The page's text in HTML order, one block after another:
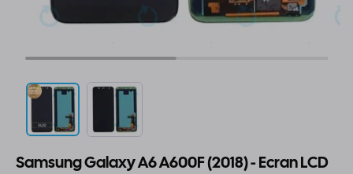
Samsung Galaxy A6 A600F (2018) - Ecran LCD